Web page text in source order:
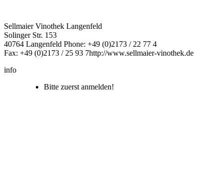
Sellmaier Vinothek Langenfeld
Solinger Str. 153
40764 Langenfeld Phone: +49 (0)2173 / 22 77 4
Fax: +49 (0)2173 / 25 93 7http://www.sellmaier-vinothek.de
info
Bitte zuerst anmelden!